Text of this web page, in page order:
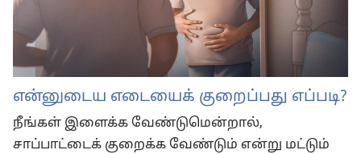
என்னுடைய எடையைக் குறைப்பது எப்படி?
நீங்கள் இளைக்க வேண்டுமென்றால்,
சாப்பாட்டைக் குறைக்க வேண்டும் என்று மட்டும்